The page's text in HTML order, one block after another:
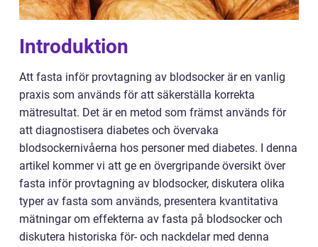
Introduktion
Att fasta inför provtagning av blodsocker är en vanlig
praxis som används för att säkerställa korrekta
mätresultat. Det är en metod som främst används för
att diagnostisera diabetes och övervaka
blodsockernivåerna hos personer med diabetes. I denna
artikel kommer vi att ge en övergripande översikt över
fasta inför provtagning av blodsocker, diskutera olika
typer av fasta som används, presentera kvantitativa
mätningar om effekterna av fasta på blodsocker och
diskutera historiska för- och nackdelar med denna